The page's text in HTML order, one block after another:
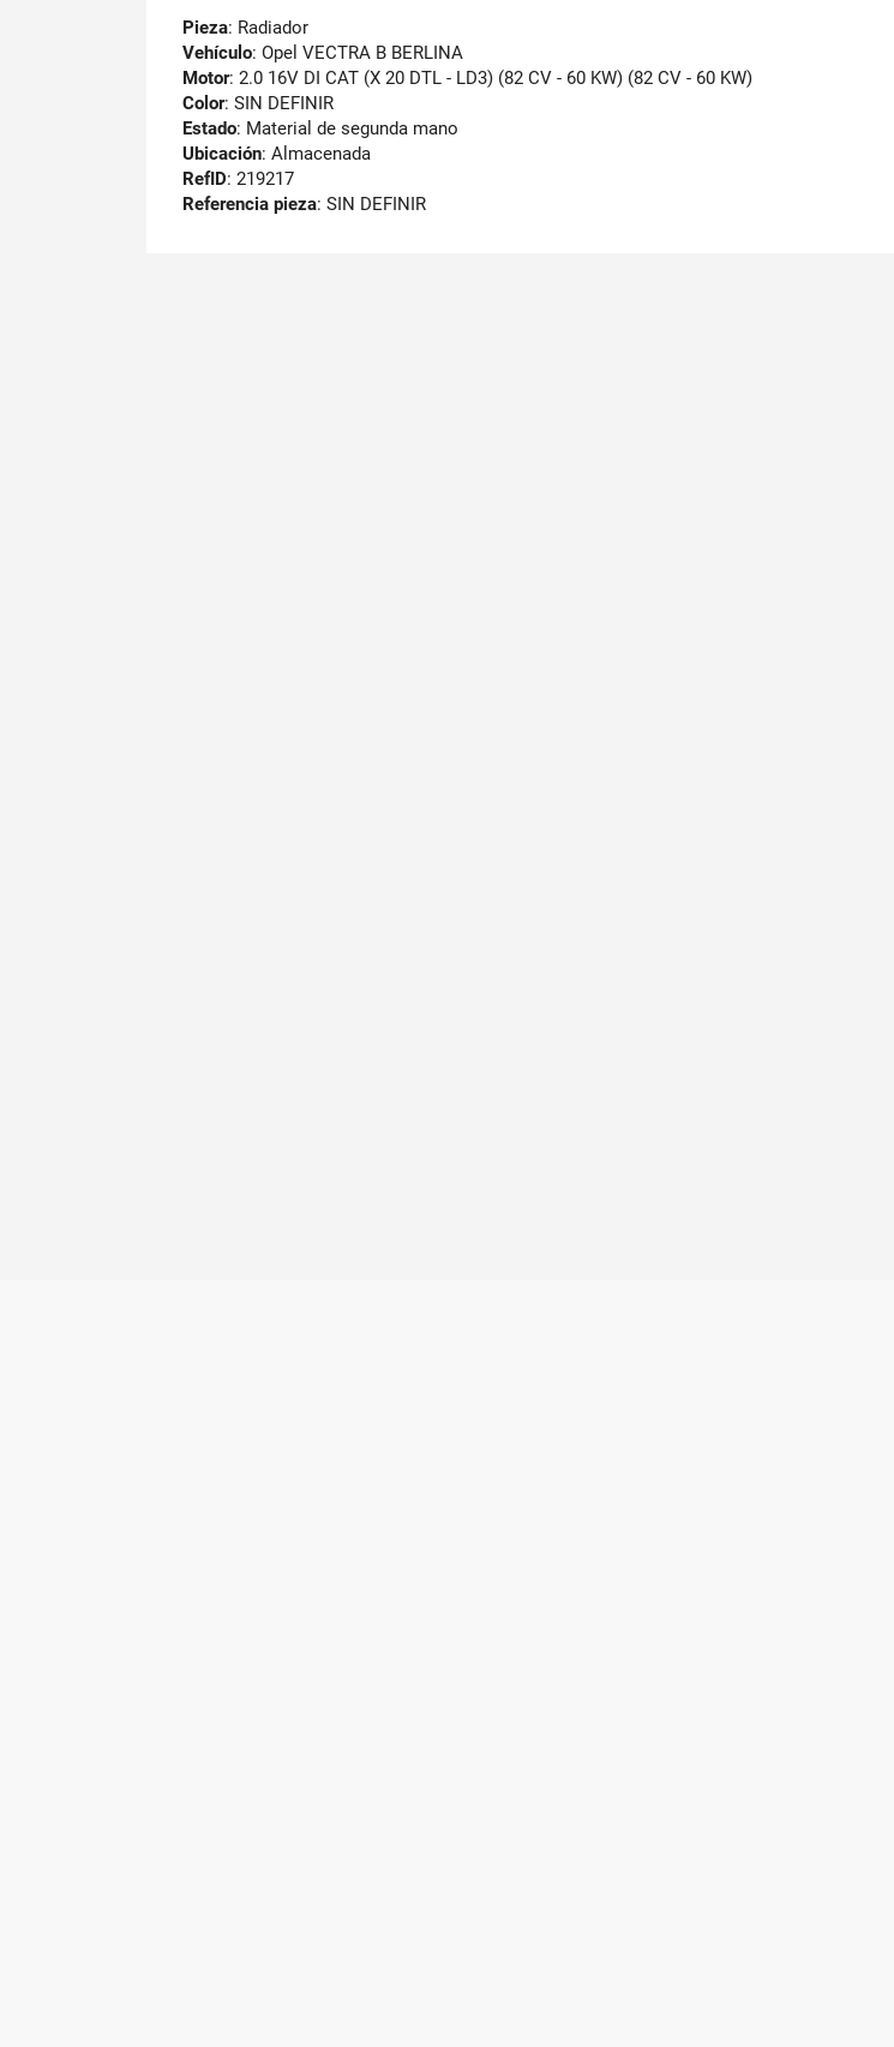
Pieza: Radiador
Vehículo: Opel VECTRA B BERLINA
Motor: 2.0 16V DI CAT (X 20 DTL - LD3) (82 CV - 60 KW) (82 CV - 60 KW)
Color: SIN DEFINIR
Estado: Material de segunda mano
Ubicación: Almacenada
RefID: 219217
Referencia pieza: SIN DEFINIR